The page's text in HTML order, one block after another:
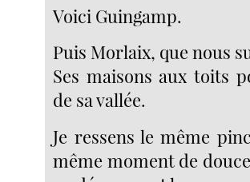
Voici Guingamp.
Puis Morlaix, que nous
Ses maisons aux toits
de sa vallée.
Je ressens le même
même moment de